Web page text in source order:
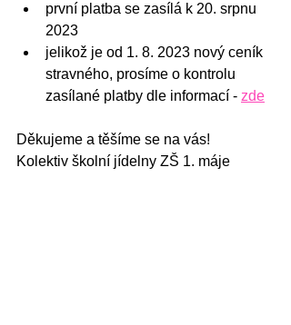
první platba se zasílá k 20. srpnu
2023
jelikož je od 1. 8. 2023 nový ceník
stravného, prosíme o kontrolu
zasílané platby dle informací - zde
Děkujeme a těšíme se na vás!
Kolektiv školní jídelny ZŠ 1. máje